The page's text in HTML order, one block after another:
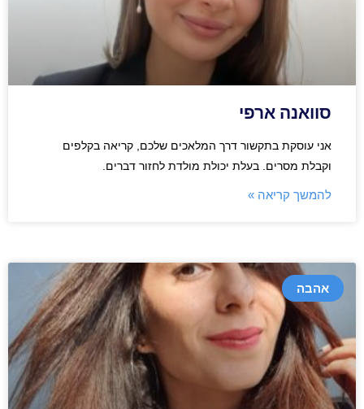
סוואנה ארפי
אני עוסקת בתקשור דרך המלאכים שלכם, קריאה בקלפים
וקבלת מסרים. בעלת יכולת מולדת לחזור דברים.
להמשך קריאה »
אהבה